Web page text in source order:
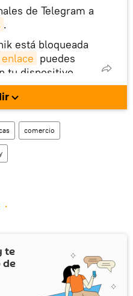
de Telegram a
.
está bloqueada
puedes
tu dispositivo
en la red
comercio
te
de